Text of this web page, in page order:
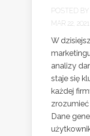
POSTED BY
MAR 22, 2021
W
analizy
staje się
każdej
Dane